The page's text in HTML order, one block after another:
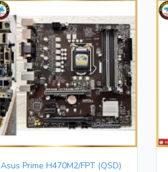
Asus Prime H470M2/FPT (QSD)